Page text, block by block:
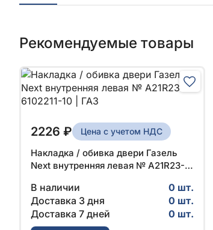
Рекомендуемые товары
2226 ₽ Цена с учетом НДС
Накладка / обивка двери Газель
Next внутренняя левая № A21R23-
В наличии
0 шт.
Доставка 3 дня
0 шт.
Доставка 7 дней
0 шт.